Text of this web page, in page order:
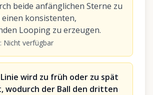
beide anfänglichen Sterne zu
konsistenten,
Looping zu erzeugen.
: Nicht verfügbar
wird zu früh oder zu spät
wodurch der Ball den dritten